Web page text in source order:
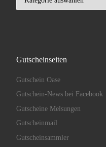
Gutscheinseiten
Gutschein Oase
Gutschein-News bei Facebook
Gutscheine Melsungen
Gutscheinmail
Gutscheinsammler